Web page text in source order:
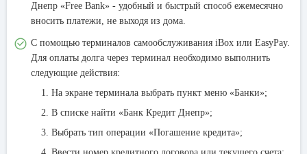
Днепр «Free Bank» - удобный и быстрый способ ежемесячно
вносить платежи, не выходя из дома.
С помощью терминалов самообслуживания iBox или EasyPay.
Для оплаты долга через терминал необходимо выполнить
следующие действия:
На экране терминала выбрать пункт меню «Банки»;
В списке найти «Банк Кредит Днепр»;
Выбрать тип операции «Погашение кредита»;